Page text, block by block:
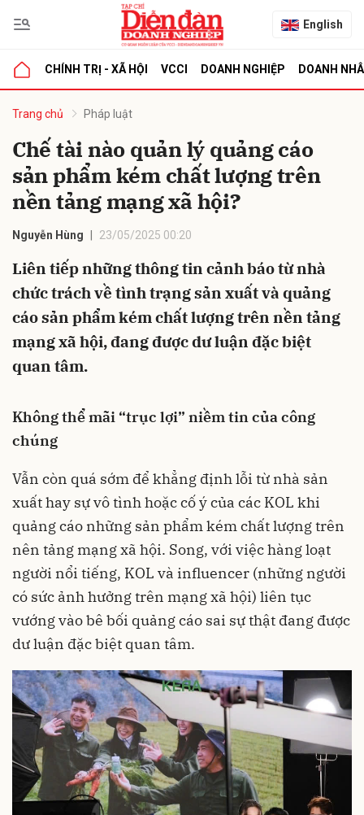
English
CHÍNH TRỊ - XÃ HỘI VCCI DOANH NGHIỆP DOANH
Trang chủ Pháp luật
Chế tài nào quản lý quảng cáo
sản phẩm kém chất lượng trên
nền tảng mạng xã hội?
Nguyễn Hùng 23/05/2025 00:20
Liên tiếp những thông tin cảnh báo từ nhà
chức trách về tình trạng sản xuất và quảng
cáo sản phẩm kém chất lượng trên nền tảng
mạng xã hội, đang được dư luận đặc biệt
quan tâm.
Không thể mãi “trục lợi” niềm tin của công
chúng
Vẫn còn quá sớm để khẳng định lỗi từ nhà sản
xuất hay sự vô tình hoặc cố ý của các KOL khi
quảng cáo những sản phẩm kém chất lượng trên
nên tảng mạng xã hội. Song, với việc hàng loạt
người nổi tiếng, KOL và influencer (những người
có sức ảnh hưởng trên mạng xã hội) liên tục
vướng vào bê bối quảng cáo sai sự thật đang được
dư luận đặc biệt quan tâm.
luận
Hủy